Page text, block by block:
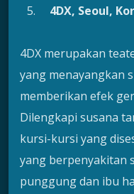
4DX, Seoul,
4DX merupakan
yang menayangkan
memberikan efek
Dilengkapi susana
kursi-kursi yang
yang berpenyakitan
punggung dan ibu